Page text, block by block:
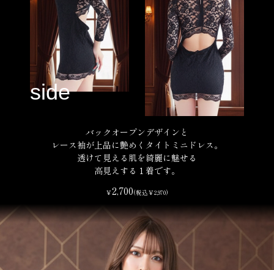
バックオープンデザインと
レース袖が上品に艶めくタイトミニドレス。
透けて見える肌を綺麗に魅せる
高見えする１着です。
￥2,700(税込￥2,970)